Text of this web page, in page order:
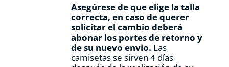
Asegúrese de que elige la talla
correcta, en caso de querer
solicitar el cambio deberá
abonar los portes de retorno y
de su nuevo envio. Las
camisetas se sirven 4 días